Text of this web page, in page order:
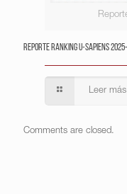
Reporte Ranking U-Sapiens
Leer más
Comments are closed.